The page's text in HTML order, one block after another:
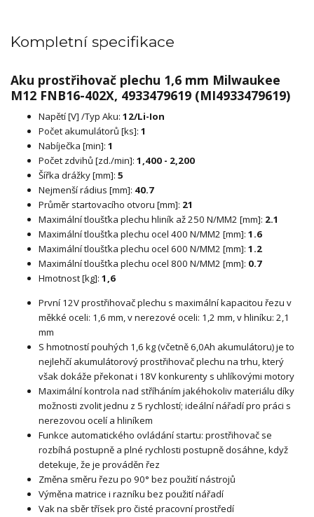
Kompletní specifikace
Aku prostřihovač plechu 1,6 mm Milwaukee
M12 FNB16-402X, 4933479619 (MI4933479619)
Napětí [V] /Typ Aku: 12/Li-Ion
Počet akumulátorů [ks]: 1
Nabíječka [min]: 1
Počet zdvihů [zd./min]: 1,400 - 2,200
Šířka drážky [mm]: 5
Nejmenší rádius [mm]: 40.7
Průměr startovacího otvoru [mm]: 21
Maximální tloušťka plechu hliník až 250 N/MM2 [mm]: 2.1
Maximální tloušťka plechu ocel 400 N/MM2 [mm]: 1.6
Maximální tloušťka plechu ocel 600 N/MM2 [mm]: 1.2
Maximální tloušťka plechu ocel 800 N/MM2 [mm]: 0.7
Hmotnost [kg]: 1,6
První 12V prostřihovač plechu s maximální kapacitou řezu v
měkké oceli: 1,6 mm, v nerezové oceli: 1,2 mm, v hliníku: 2,1
mm
S hmotností pouhých 1,6 kg (včetně 6,0Ah akumulátoru) je to
nejlehčí akumulátorový prostřihovač plechu na trhu, který
však dokáže překonat i 18V konkurenty s uhlíkovými motory
Maximální kontrola nad stříháním jakéhokoliv materiálu díky
možnosti zvolit jednu z 5 rychlostí; ideální nářadí pro práci s
nerezovou ocelí a hliníkem
Funkce automatického ovládání startu: prostřihovač se
rozbíhá postupně a plné rychlosti postupně dosáhne, když
detekuje, že je prováděn řez
Změna směru řezu po 90° bez použití nástrojů
Výměna matrice i razníku bez použití nářadí
Vak na sběr třísek pro čisté pracovní prostředí